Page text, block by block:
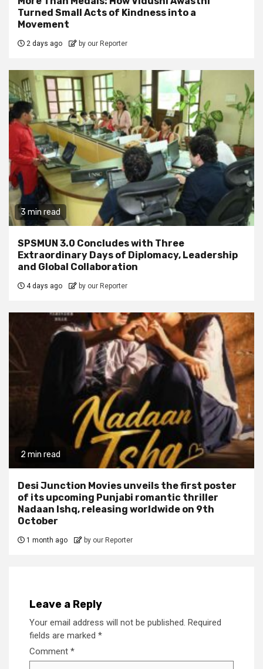
Turned Small Acts of Kindness into a
Movement
2 days ago by our Reporter
3 min read
SPSMUN 3.0 Concludes with Three
Extraordinary Days of Diplomacy, Leadership
and Global Collaboration
4 days ago by our Reporter
2 min read
Desi Junction Movies unveils the first poster
of its upcoming Punjabi romantic thriller
Nadaan Ishq, releasing worldwide on 9th
October
1 month ago by our Reporter
Leave a Reply
Your email address will not be published. Required
fields are marked *
Comment *